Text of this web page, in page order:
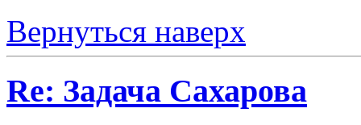
Вернуться наверх
Re: Задача Сахарова